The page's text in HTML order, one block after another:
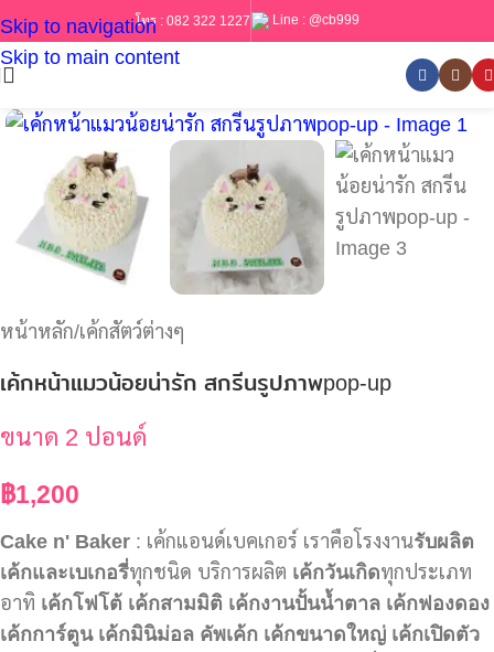
Skip to navigation
Skip to main content
โทร : 082 322 1227 Line : @cb999
หน้าหลัก/เค้กสัตว์ต่างๆ
เค้กหน้าแมวน้อยน่ารัก สกรีนรูปภาพpop-up
ขนาด 2 ปอนด์
฿1,200
Cake n' Baker : เค้กแอนด์เบคเกอร์ เราคือโรงงานรับผลิต
เค้กและเบเกอรี่ทุกชนิด บริการผลิต เค้กวันเกิดทุกประเภท
อาทิ เค้กโฟโต้ เค้กสามมิติ เค้กงานปั้นน้ำตาล เค้กฟองดอง
เค้กการ์ตูน เค้กมินิม่อล คัพเค้ก เค้กขนาดใหญ่ เค้กเปิดตัว